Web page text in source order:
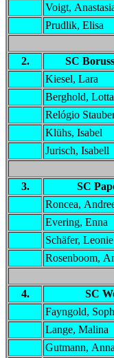
Voigt,
Prudlik, Elisa
2. SC
Kiesel, Lara
Berghold, Lotta
Relógio
Klühs, Isabel
Jurisch, Isabell
3. SC
Roncea,
Evering, Enna
Schäfer, Leonie
Rosenboom,
4. SC
Fayngold,
Lange, Malina
Gutmann, Anna